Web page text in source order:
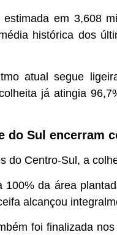
em 3,608
histórica dos
atual segue
já atingia
do Sul encerram
do Centro-Sul, a
da área
alcançou
foi finalizada